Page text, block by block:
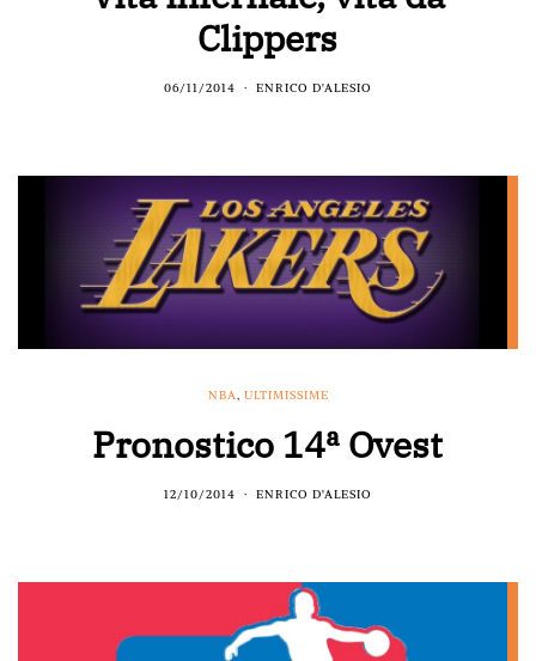
Clippers
06/11/2014 ENRICO D'ALESIO
NBA ULTIMISSIME
Pronostico 14ª Ovest
12/10/2014 ENRICO D'ALESIO